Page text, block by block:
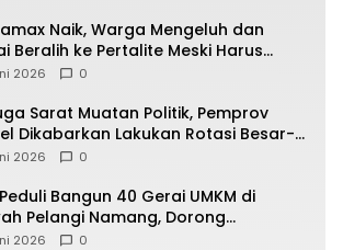
Naik, Warga Mengeluh dan
Beralih ke Pertalite Meski Harus
2026 0
Sarat Muatan Politik, Pemprov
Dikabarkan Lakukan Rotasi Besar-
2026 0
Peduli Bangun 40 Gerai UMKM di
Pelangi Namang, Dorong
2026 0